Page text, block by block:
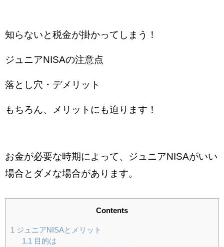
知らないと税金が掛かってしまう！
ジュニアNISAの注意点
落とし穴・ デメリット
もちろん、メリットにも迫ります！
お金が必要な時期によって、ジュニアNISAがいい
場合とダメな場合があります。
Contents
1
ジュニアNISAとメリット
1.1
目的は